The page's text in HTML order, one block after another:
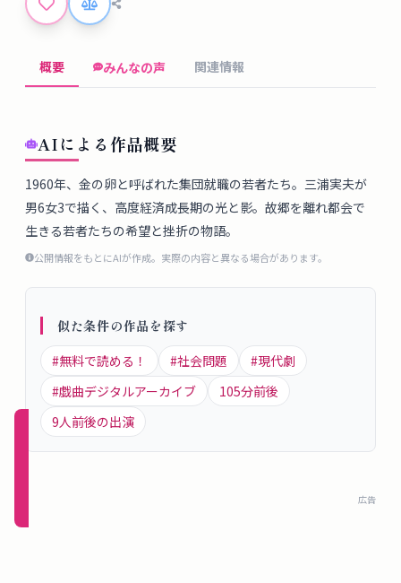
ツ
ル
ロ
グ
概
要
グ
イ
新規
登録
概要 みんなの声 関連情報
AIによる作品概要
1960年、金の卵と呼ばれた集団就職の若者たち。三浦実夫が
男6女3で描く、高度経済成長期の光と影。故郷を離れ都会で
生きる若者たちの希望と挫折の物語。
公開情報をもとにAIが作成。実際の内容と異なる場合があります。
似た条件の作品を探す
#無料で読める！ #社会問題 #現代劇
#戯曲デジタルアーカイブ 105分前後
9人前後の出演
広告